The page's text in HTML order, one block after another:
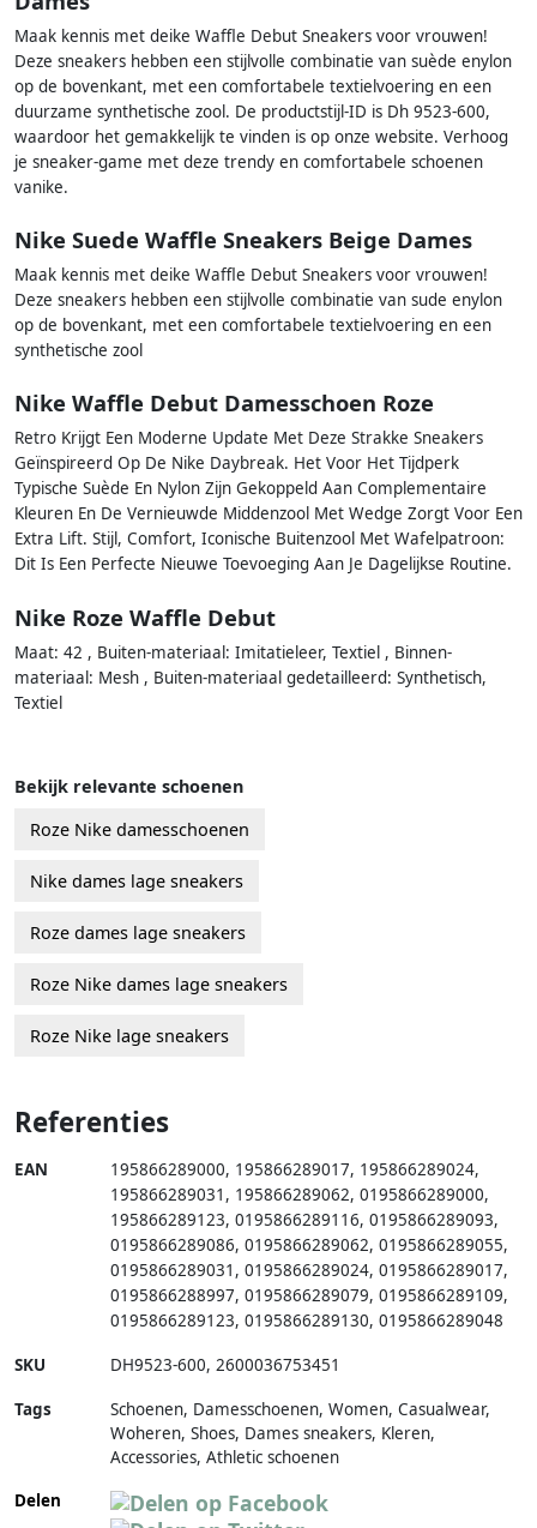
Maak kennis met deike Waffle Debut Sneakers voor vrouwen!
Deze sneakers hebben een stijlvolle combinatie van suède enylon
op de bovenkant, met een comfortabele textielvoering en een
duurzame synthetische zool. De productstijl-ID is Dh 9523-600,
waardoor het gemakkelijk te vinden is op onze website. Verhoog
je sneaker-game met deze trendy en comfortabele schoenen
vanike.
Nike Suede Waffle Sneakers Beige Dames
Maak kennis met deike Waffle Debut Sneakers voor vrouwen!
Deze sneakers hebben een stijlvolle combinatie van sude enylon
op de bovenkant, met een comfortabele textielvoering en een
synthetische zool
Nike Waffle Debut Damesschoen Roze
Retro Krijgt Een Moderne Update Met Deze Strakke Sneakers
Geïnspireerd Op De Nike Daybreak. Het Voor Het Tijdperk
Typische Suède En Nylon Zijn Gekoppeld Aan Complementaire
Kleuren En De Vernieuwde Middenzool Met Wedge Zorgt Voor Een
Extra Lift. Stijl, Comfort, Iconische Buitenzool Met Wafelpatroon:
Dit Is Een Perfecte Nieuwe Toevoeging Aan Je Dagelijkse Routine.
Nike Roze Waffle Debut
Maat: 42 , Buiten-materiaal: Imitatieleer, Textiel , Binnen-
materiaal: Mesh , Buiten-materiaal gedetailleerd: Synthetisch,
Textiel
Bekijk relevante schoenen
Roze Nike damesschoenen
Nike dames lage sneakers
Roze dames lage sneakers
Roze Nike dames lage sneakers
Roze Nike lage sneakers
Referenties
EAN 195866289000, 195866289017, 195866289024,
195866289031 , 195866289062, 0195866289000,
195866289123, 0195866289116, 0195866289093,
0195866289086, 0195866289062, 0195866289055,
0195866289031 , 0195866289024, 0195866289017,
0195866288997, 0195866289079, 0195866289109,
0195866289123, 0195866289130, 0195866289048
SKU DH9523-600, 2600036753451
Tags
Schoenen, Damesschoenen, Women, Casualwear,
Woheren, Shoes, Dames sneakers, Kleren,
Accessories, Athletic schoenen
Delen